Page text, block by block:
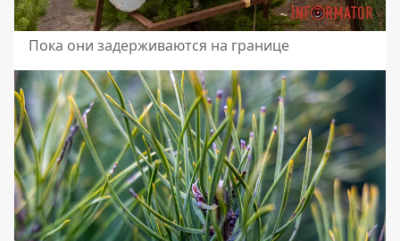
Пока они задерживаются на границе